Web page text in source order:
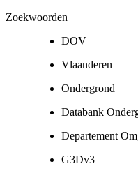
Zoekwoorden
DOV
Vlaanderen
Ondergrond
Databank
Departement
G3Dv3